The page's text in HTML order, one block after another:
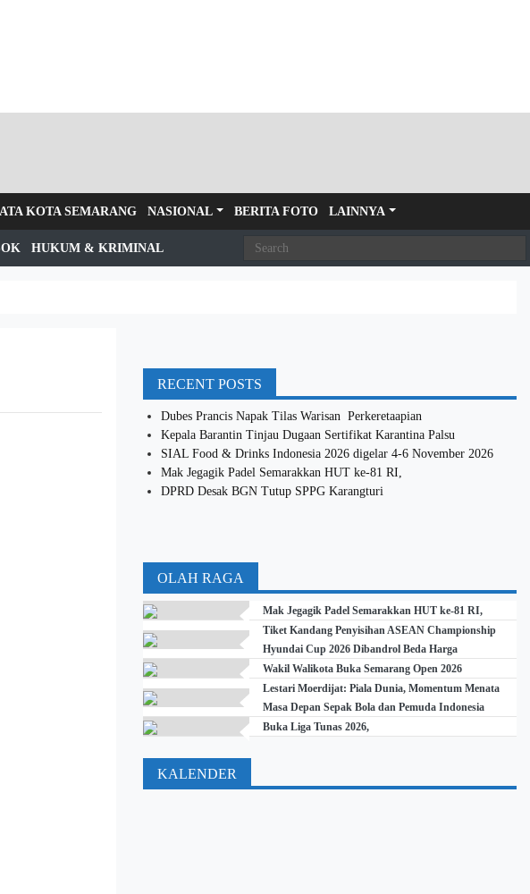
KOTA SEMARANG NASIONAL BERITA FOTO LAINNYA
HUKUM & KRIMINAL
RECENT POSTS
Dubes Prancis Napak Tilas Warisan Perkeretaapian
Kepala Barantin Tinjau Dugaan Sertifikat Karantina Palsu
SIAL Food & Drinks Indonesia 2026 digelar 4-6 November 2026
Mak Jegagik Padel Semarakkan HUT ke-81 RI,
DPRD Desak BGN Tutup SPPG Karangturi
OLAH RAGA
Mak Jegagik Padel Semarakkan HUT ke-81 RI,
Tiket Kandang Penyisihan ASEAN Championship
Hyundai Cup 2026 Dibandrol Beda Harga
Wakil Walikota Buka Semarang Open 2026
Lestari Moerdijat: Piala Dunia, Momentum Menata
Masa Depan Sepak Bola dan Pemuda Indonesia
Buka Liga Tunas 2026,
KALENDER